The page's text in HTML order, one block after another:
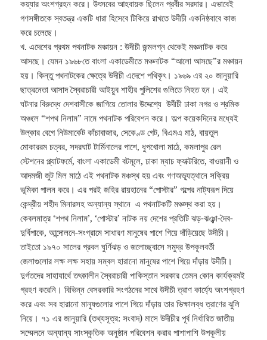
কয়্যার অংশগ্রহন করে। উৎসবের আহবায়ক ছিলেন প্রবীর সরদার। এভাবেই
গণসঙ্গীতকে স্বতন্ত্র একটি ধারা হিসেবে টিকিয়ে রাখতে উদীচী একনিষ্ঠবাবে কাজ
করে চলেছে।
খ. এদেশের প্রথম পথনাটক মঞ্চায়ন : উদীচী জন্মলগ্ন থেকেই মঞ্চনাটক করে
আসছে। যেমন ১৯৬৮তে বাংলা একাডেমীতে মঞ্চনাটক “আলো আসছে”র মঞ্চায়ন
হয়। কিন্তু পথনাটকের ক্ষেত্রে উদীচী এদেশে পথিকৃৎ। ১৯৬৯ এর ২০ জানুয়ারি
ছাত্রনেতা আসাদ স্বৈরাচারী আইয়ুব শাহীর পুলিশের গুলিতে নিহত হন। এই
ঘটনার বিরুদ্ধে দেশবাসীকে জাগিয়ে তোলার উদ্দেশ্যে উদীচী ঢাকা নগর ও শ্রমিক
অঞ্চলে “শপথ নিলাম” নামে পথনাটক পরিবেশন করে। অল্প কয়েকদিনের মধ্যেই
উল্কার বেগে নিউমার্কেট কাঁচাবাজার, সেকেণ্ড গেট, বিএমএ মাঠ, বায়তুল
মোকাররম চত্বর, সদরঘাট টার্মিনালের পাশে, ধুপখোলা মাঠে, কমলাপুর রেল
স্টেশনের প্ল্যাটফর্মে, বাংলা একাডেমী বটমূলে, ঢাকা ম্যাচ ফ্যাক্টরিতে, বাওয়ানী ও
আদমজী জুট মিল মাঠে এই পথনাটক মঞ্চস্থ হয় এবং গণঅভ্যূত্থানে সক্রিয়
ভূমিকা পালন করে। এর পরই জহির রায়হানের “পোস্টার” গল্পের নাট্যরূপ দিয়ে
কেন্দ্রীয় শহীদ মিনারসহ অন্যান্য স্থানে এ পথনাটকটি মঞ্চস্থ করা হয়।
কেবলমাত্র ‘শপথ নিলাম’, ‘পোস্টার’ নাটক নয় দেশের প্রতিটি ঝড়-ঝঞ্ঝা-দৈব-
দুর্বিপাকে, আন্দোলনে-সংগ্রামে সাধারণ মানুষের পাশে গিয়ে দাঁড়িয়েছে উদীচী।
তাইতো ১৯৭০ সালের প্রবল ঘুর্ণিঝড় ও জলোচ্ছ্বাসে সমুদ্র উপকূলবর্তী
জেলাগুলোর লক্ষ লক্ষ সহায় সম্বল হারানো মানুষের পাশে গিয়ে দাঁড়ায় উদীচী।
দুর্গতদের সাহাযার্থে তৎকালীন স্বৈরাচারী পাকিস্তান সরকার তেমন কোন কার্যক্রমই
গ্রহণ করেনি। বিভিন্ন বেসরকারি সংগঠনের সাথে উদীচী ত্রাণ কার্য্যে অংশগ্রহণ
করে এবং সব হারানো মানুষগুলোর পাশে গিয়ে দাঁড়ায় তার ভিক্ষালব্ধ ত্রাণের ঝুলি
নিয়ে। ৭১ এর জানুয়ারি (তথ্যসূত্র: সংবাদ) মাসে উদীচীর পূর্ব নির্ধারিত জাতীয়
সম্মেলনে অন্যান্য সাংস্কৃতিক অনুষ্ঠান পরিবেশন করার পাশাপাশি উপকূলীয়